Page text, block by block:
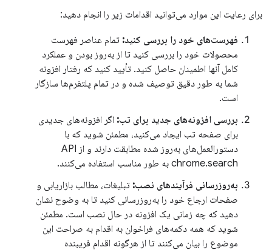
برای رعایت این موارد می‌توانید اقدامات زیر را انجام دهید:
فهرست‌های خود را بررسی کنید: تمام عناصر فهرست
محصولات خود را بررسی کنید تا از به‌روز بودن و عملکرد
کامل آنها اطمینان حاصل کنید. تأیید کنید که رفتار افزونه
شما به طور دقیق توصیف شده و در تمام پلتفرم‌ها سازگار
است.
بررسی افزونه‌های جدید برای تب: اگر افزونه‌های جدیدی
برای صفحه تب ایجاد می‌کنید، مطمئن شوید که با
دستورالعمل‌های به‌روز شده مطابقت دارند و از API
chrome.search به طور مناسب استفاده می‌کنند.
به‌روزرسانی فرآیندهای نصب: تبلیغات، مطالب بازاریابی و
صفحات ارجاع خود را به‌روزرسانی کنید تا به وضوح نشان
دهید که چه زمانی یک افزونه در حال نصب است. مطمئن
شوید که همه دکمه‌های فراخوان به اقدام به صراحت این
موضوع را بیان می‌کنند تا از هرگونه اقدام فریبنده